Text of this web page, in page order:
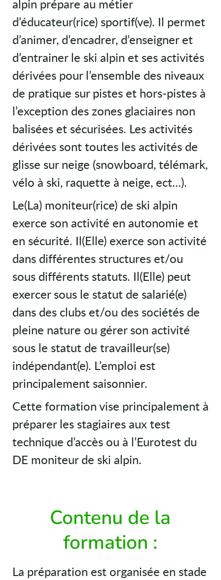
alpin prépare au métier
d’éducateur(rice) sportif(ve). Il permet
d’animer, d’encadrer, d’enseigner et
d’entrainer le ski alpin et ses activités
dérivées pour l’ensemble des niveaux
de pratique sur pistes et hors-pistes à
l’exception des zones glaciaires non
balisées et sécurisées. Les activités
dérivées sont toutes les activités de
glisse sur neige (snowboard, télémark,
vélo à ski, raquette à neige, ect…).
Le(La) moniteur(rice) de ski alpin
exerce son activité en autonomie et
en sécurité. Il(Elle) exerce son activité
dans différentes structures et/ou
sous différents statuts. Il(Elle) peut
exercer sous le statut de salarié(e)
dans des clubs et/ou des sociétés de
pleine nature ou gérer son activité
sous le statut de travailleur(se)
indépendant(e). L’emploi est
principalement saisonnier.
Cette formation vise principalement à
préparer les stagiaires aux test
technique d’accès ou à l’Eurotest du
DE moniteur de ski alpin.
Contenu de la
formation :
La préparation est organisée en stade